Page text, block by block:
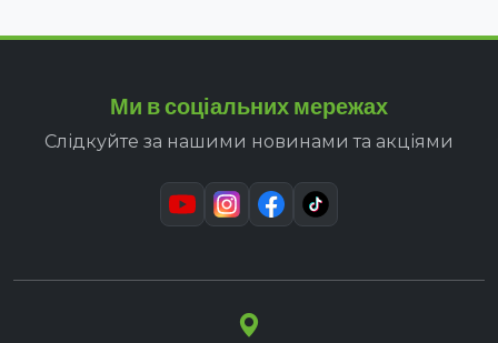
Ми в соціальних мережах
Слідкуйте за нашими новинами та акціями